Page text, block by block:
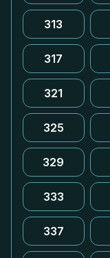
313
317
321
325
329
333
337